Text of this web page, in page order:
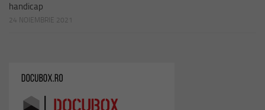
handicap
24 NOIEMBRIE 2021